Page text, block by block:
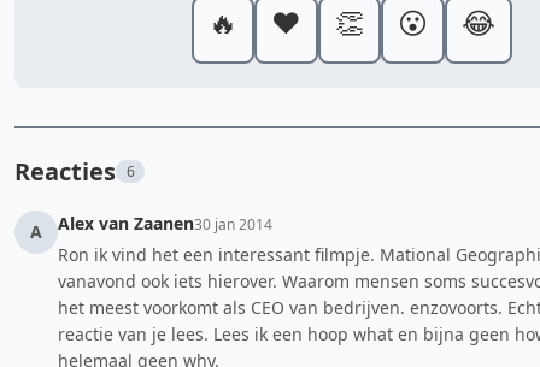
🔥 ❤️ 👏 😮 😂
Reacties 6
A Alex van Zaanen30 jan 2014
Ron ik vind het een interessant filmpje. Mational
vanavond ook iets hierover. Waarom mensen soms
het meest voorkomt als CEO van bedrijven. enzovoorts.
reactie van je lees. Lees ik een hoop what en bijna geen
helemaal geen why.